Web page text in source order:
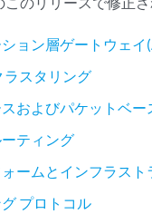
ョン層ゲートウェイ
ラスタリング
およびパケットベー
ティング
ームとインフラスト
プロトコル